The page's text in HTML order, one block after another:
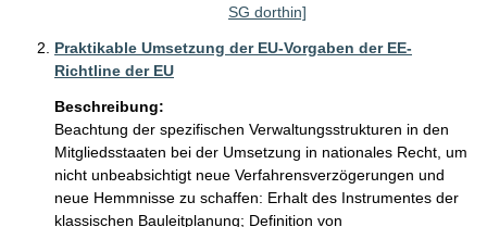
SG dorthin]
Praktikable Umsetzung der EU-Vorgaben der EE-
Richtline der EU
Beschreibung:
Beachtung der spezifischen Verwaltungsstrukturen in den
Mitgliedsstaaten bei der Umsetzung in nationales Recht, um
nicht unbeabsichtigt neue Verfahrensverzögerungen und
neue Hemmnisse zu schaffen: Erhalt des Instrumentes der
klassischen Bauleitplanung; Definition von